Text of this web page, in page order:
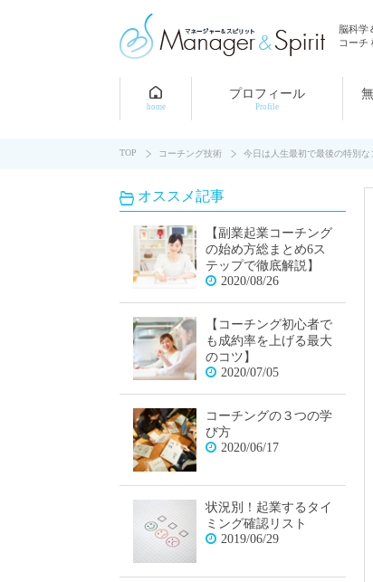
脳科学
コーチ
home
プロフィール
Profile
TOP コーチング技術 今日は人生最初で最後の特別
オススメ記事
【副業起業コーチング
の始め方総まとめ6ス
テップで徹底解説】
2020/08/26
【コーチング初心者で
も成約率を上げる最大
のコツ】
2020/07/05
コーチングの３つの学
び方
2020/06/17
状況別！起業するタイ
ミング確認リスト
2019/06/29